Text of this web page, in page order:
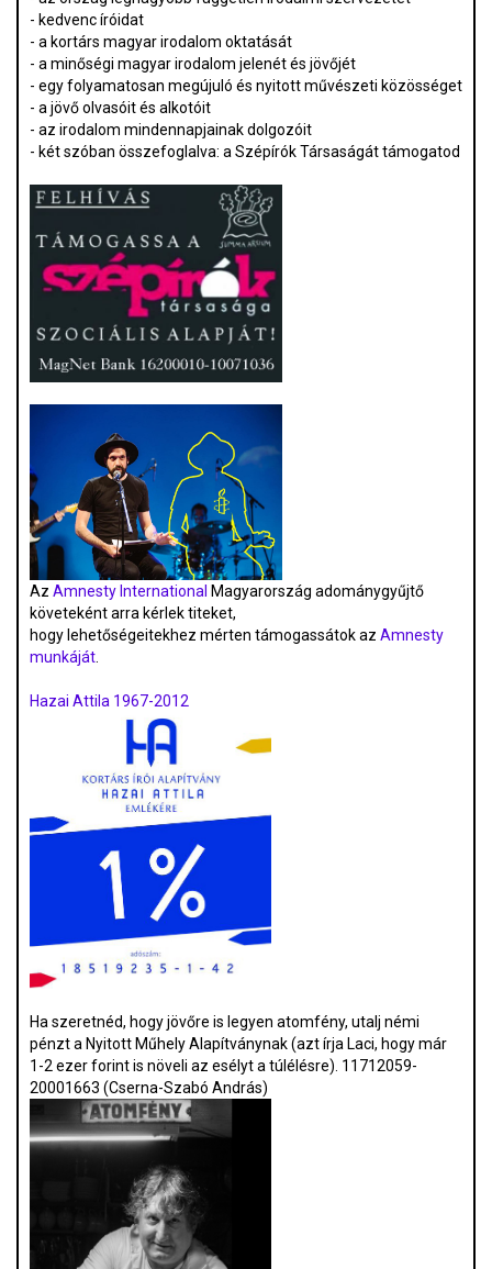
- kedvenc íróidat
- a kortárs magyar irodalom oktatását
- a minőségi magyar irodalom jelenét és jövőjét
- egy folyamatosan megújuló és nyitott művészeti közösséget
- a jövő olvasóit és alkotóit
- az irodalom mindennapjainak dolgozóit
- két szóban összefoglalva: a Szépírók Társaságát támogatod
Az Amnesty International Magyarország adománygyűjtő
követeként arra kérlek titeket,
hogy lehetőségeitekhez mérten támogassátok az Amnesty
munkáját.
Hazai Attila 1967-2012
Ha szeretnéd, hogy jövőre is legyen atomfény, utalj némi
pénzt a Nyitott Műhely Alapítványnak (azt írja Laci, hogy már
1-2 ezer forint is növeli az esélyt a túlélésre). 11712059-
20001663 (Cserna-Szabó András)